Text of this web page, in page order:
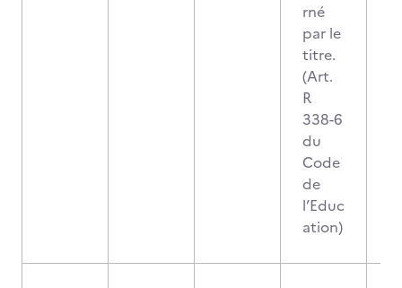
rné
par le
titre.
(Art.
R
338-6
du
Code
de
l’Educ
ation)